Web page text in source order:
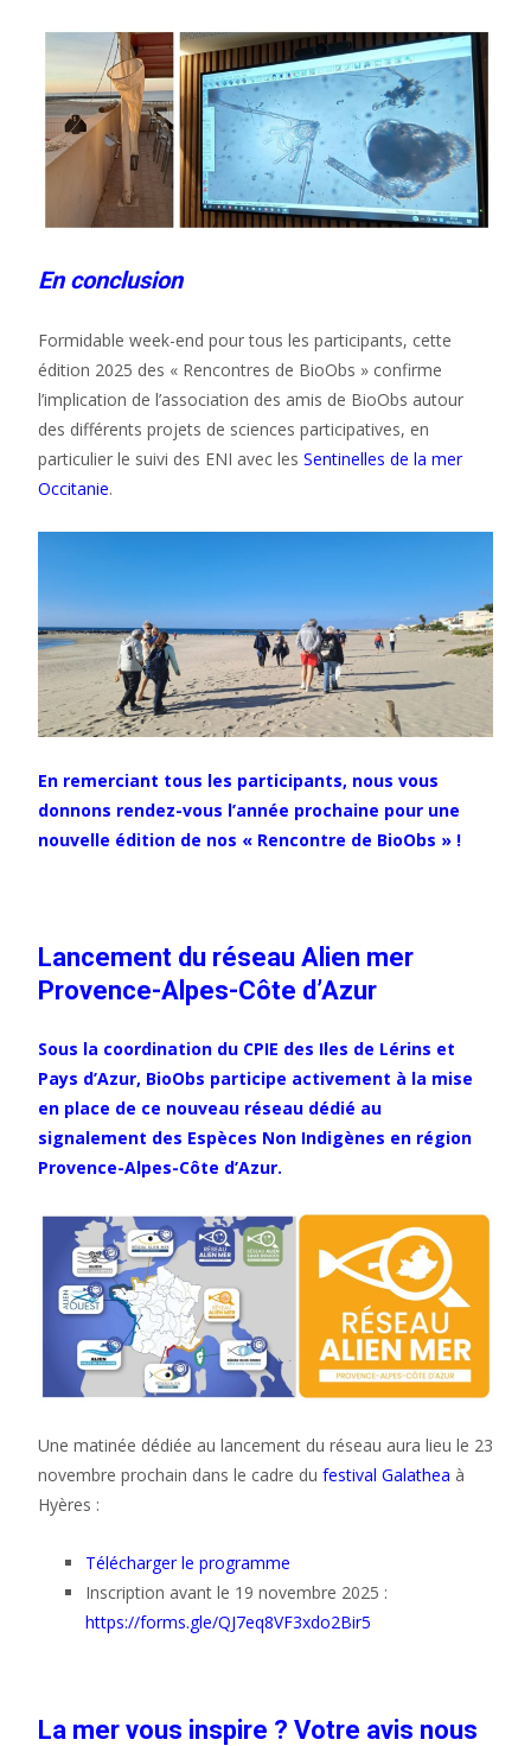
En conclusion
Formidable week-end pour tous les participants, cette
édition 2025 des « Rencontres de BioObs » confirme
l’implication de l’association des amis de BioObs autour
des différents projets de sciences participatives, en
particulier le suivi des ENI avec les Sentinelles de la mer
Occitanie.
En remerciant tous les participants, nous vous
donnons rendez-vous l’année prochaine pour une
nouvelle édition de nos « Rencontre de BioObs » !
Lancement du réseau Alien mer
Provence-Alpes-Côte d’Azur
Sous la coordination du CPIE des Iles de Lérins et
Pays d’Azur, BioObs participe activement à la mise
en place de ce nouveau réseau dédié au
signalement des Espèces Non Indigènes en région
Provence-Alpes-Côte d’Azur.
Une matinée dédiée au lancement du réseau aura lieu le 23
novembre prochain dans le cadre du festival Galathea à
Hyères :
Télécharger le programme
Inscription avant le 19 novembre 2025 :
https://forms.gle/QJ7eq8VF3xdo2Bir5
La mer vous inspire ? Votre avis nous